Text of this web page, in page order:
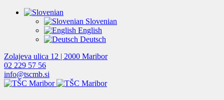
Slovenian
English
Deutsch
Zolajeva ulica 12 | 2000 Maribor
02 229 57 56
info@tscmb.si